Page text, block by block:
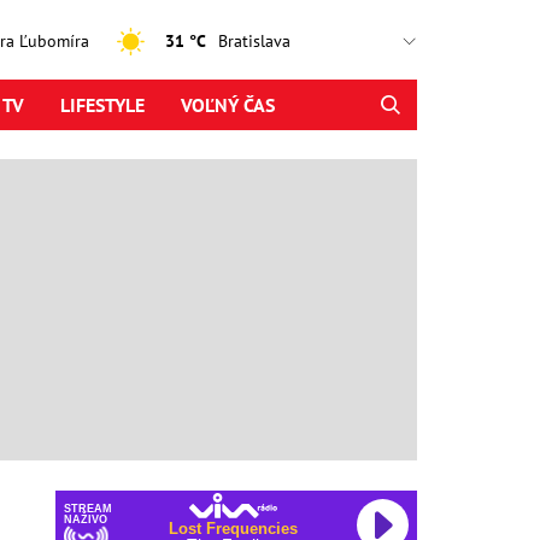
Ľubomíra 31 °C
LIFESTYLE VOĽNÝ ČAS
STREAM
NAŽIVO
Lost Frequencies